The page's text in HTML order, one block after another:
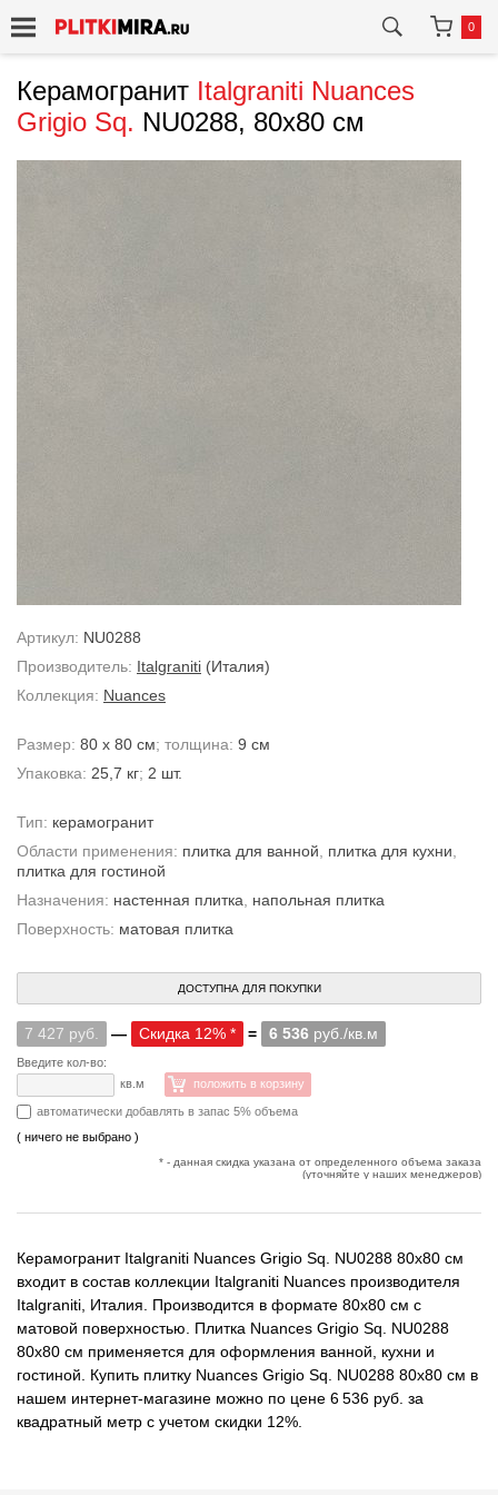
0
Керамогранит Italgraniti Nuances
Grigio Sq. NU0288, 80x80 см
Артикул: NU0288
Производитель: Italgraniti (Италия)
Коллекция: Nuances
Размер: 80 x 80 см; толщина: 9 см
Упаковка: 25,7 кг; 2 шт.
Тип: керамогранит
Области применения: плитка для ванной плитка для кухни
плитка для гостиной
Назначения: настенная плитка
напольная плитка
Поверхность: матовая плитка
ДОСТУПНА ДЛЯ ПОКУПКИ
7 427 руб. — Скидка 12% * = 6 536 руб./кв.м
Введите кол-во:
кв.м
положить в корзину
автоматически добавлять в запас 5% объема
( ничего не выбрано )
* - данная скидка указана от определенного объема заказа
(уточняйте у наших менеджеров)
Керамогранит Italgraniti Nuances Grigio Sq. NU0288 80x80 см
входит в состав коллекции Italgraniti Nuances производителя
Italgraniti, Италия. Производится в формате 80x80 см с
матовой поверхностью. Плитка Nuances Grigio Sq. NU0288
80x80 см применяется для оформления ванной, кухни и
гостиной. Купить плитку Nuances Grigio Sq. NU0288 80x80 см в
нашем интернет-магазине можно по цене 6 536 руб. за
квадратный метр с учетом скидки 12%.